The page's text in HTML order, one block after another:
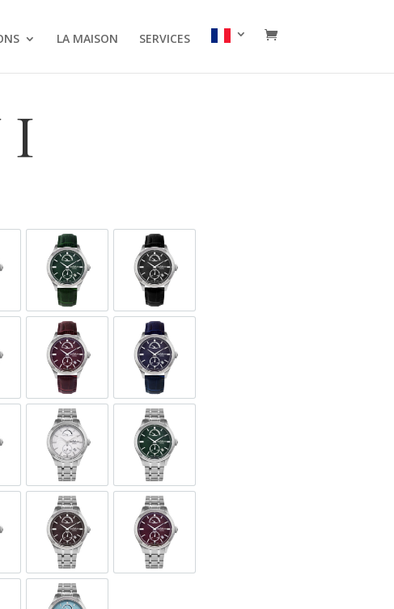
LA MAISON SERVICES
SL-1 GORA599-SL-12GORA599-SL-3
SL-4 GORA599-SL-5 GORA599-SL-9
SL-9AGORA599-SS-1 GORA599-SS-12
SS-3 GORA599-SS-4 GORA599-SS-5